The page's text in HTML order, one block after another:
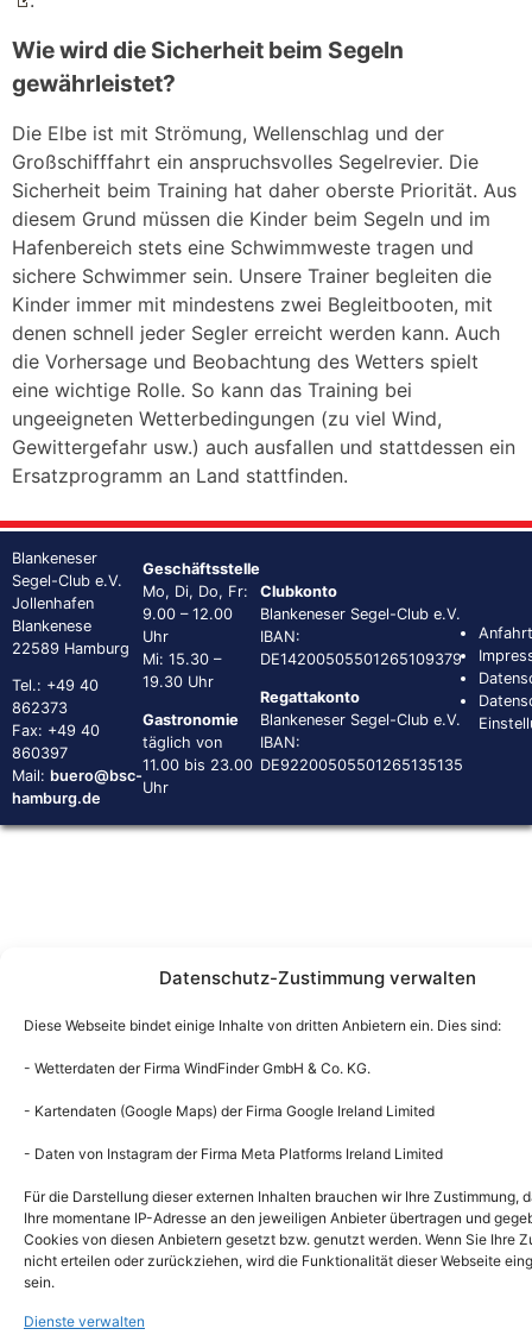
Datenschutz-Zustimmung verwalten
Diese Webseite bindet einige Inhalte von dritten Anbietern ein. Dies sind:
- Wetterdaten der Firma WindFinder GmbH & Co. KG.
- Kartendaten (Google Maps) der Firma Google Ireland Limited
- Daten von Instagram der Firma Meta Platforms Ireland Limited
Für die Darstellung dieser externen Inhalten brauchen wir Ihre Zustimmung,
Ihre momentane IP-Adresse an den jeweiligen Anbieter übertragen und
Cookies von diesen Anbietern gesetzt bzw. genutzt werden. Wenn Sie Ihre
nicht erteilen oder zurückziehen, wird die Funktionalität dieser Webseite
sein.
Dienste verwalten
Wie wird die Sicherheit beim Segeln
gewährleistet?
Die Elbe ist mit Strömung, Wellenschlag und der
Großschifffahrt ein anspruchsvolles Segelrevier. Die
Sicherheit beim Training hat daher oberste Priorität. Aus
diesem Grund müssen die Kinder beim Segeln und im
Hafenbereich stets eine Schwimmweste tragen und
sichere Schwimmer sein. Unsere Trainer begleiten die
Kinder immer mit mindestens zwei Begleitbooten, mit
denen schnell jeder Segler erreicht werden kann. Auch
die Vorhersage und Beobachtung des Wetters spielt
eine wichtige Rolle. So kann das Training bei
ungeeigneten Wetterbedingungen (zu viel Wind,
Gewittergefahr usw.) auch ausfallen und stattdessen ein
Ersatzprogramm an Land stattfinden.
Blankeneser
Segel-Club e.V.
Jollenhafen
Blankenese
22589 Hamburg
Tel.: +49 40
862373
Fax: +49 40
860397
Mail: buero@bsc-
hamburg.de
Geschäftsstelle
Mo, Di, Do, Fr:
9.00 – 12.00
Uhr
Mi: 15.30 –
19.30 Uhr
Gastronomie
täglich von
11.00 bis 23.00
Uhr
Clubkonto
Blankeneser Segel-Club e.V.
IBAN:
DE14200505501265109379
Regattakonto
Blankeneser Segel-Club e.V.
IBAN:
DE92200505501265135135